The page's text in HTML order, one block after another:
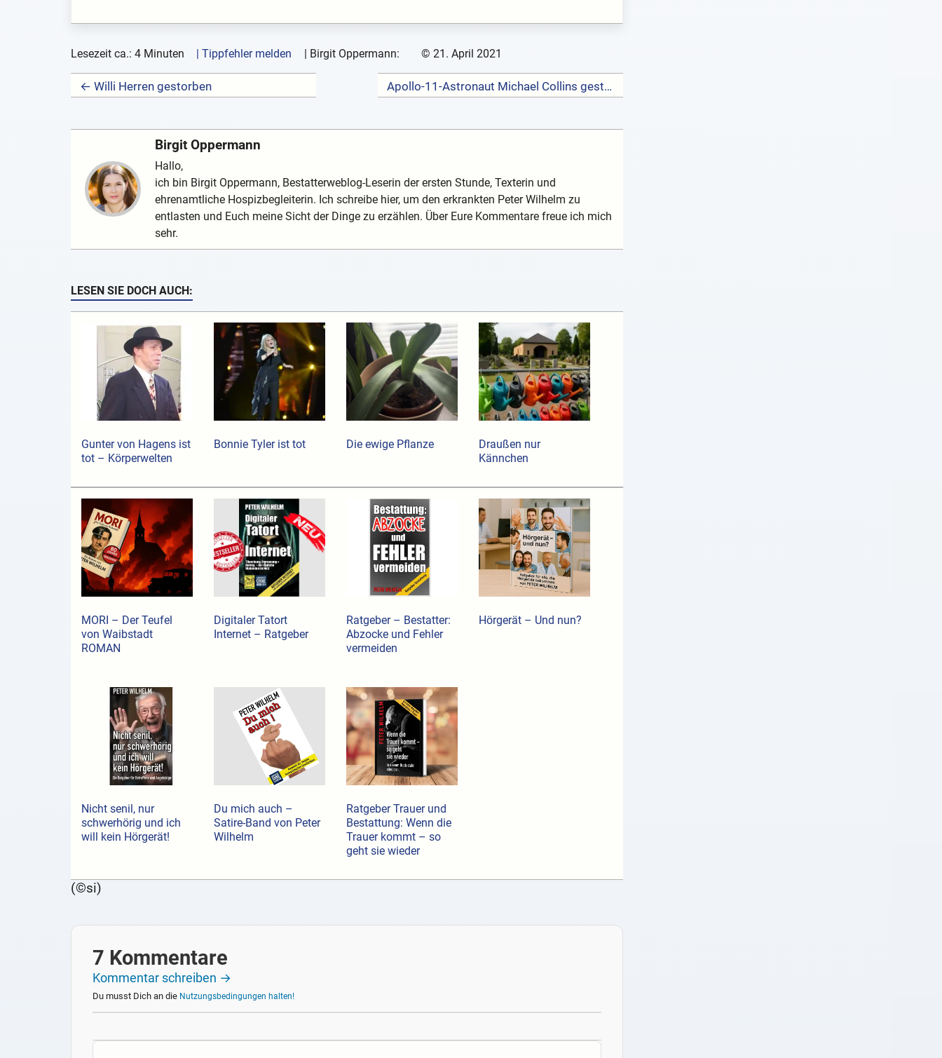
Lesezeit ca.: 4 Minuten | Tippfehler melden | Birgit Oppermann: © 21. April 2021
← Willi Herren gestorben Apollo-11-Astronaut Michael Collins gestorben →
Birgit Oppermann
Hallo,
ich bin Birgit Oppermann, Bestatterweblog-Leserin der ersten Stunde, Texterin und
ehrenamtliche Hospizbegleiterin. Ich schreibe hier, um den erkrankten Peter Wilhelm zu
entlasten und Euch meine Sicht der Dinge zu erzählen. Über Eure Kommentare freue ich mich
sehr.
LESEN SIE DOCH AUCH:
Gunter von Hagens ist
tot – Körperwelten
Bonnie Tyler ist tot Die ewige Pflanze
Draußen nur
Kännchen
MORI – Der Teufel
von Waibstadt
ROMAN
Digitaler Tatort
Internet – Ratgeber
Ratgeber – Bestatter:
Abzocke und Fehler
vermeiden
Hörgerät – Und nun?
Nicht senil, nur
schwerhörig und ich
will kein Hörgerät!
Du mich auch –
Satire-Band von Peter
Wilhelm
Ratgeber Trauer und
Bestattung: Wenn die
Trauer kommt – so
geht sie wieder
(©si)
7 Kommentare
Kommentar schreiben →
Du musst Dich an die Nutzungsbedingungen halten!